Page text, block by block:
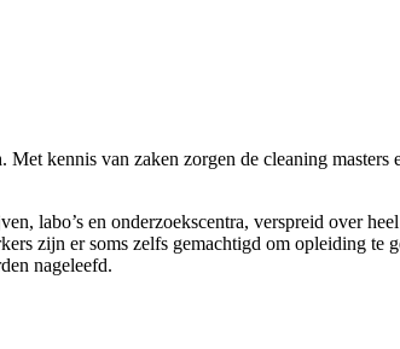
. Met kennis van zaken zorgen de cleaning masters
labo’s en onderzoekscentra, verspreid over
zijn er soms zelfs gemachtigd om opleiding te
nageleefd.